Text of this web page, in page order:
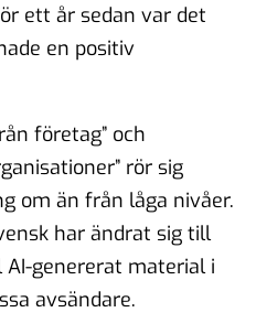
ett år sedan var det
en positiv
företag” och
rör sig
om än från låga nivåer.
har ändrat sig till
genererat material i
avsändare.